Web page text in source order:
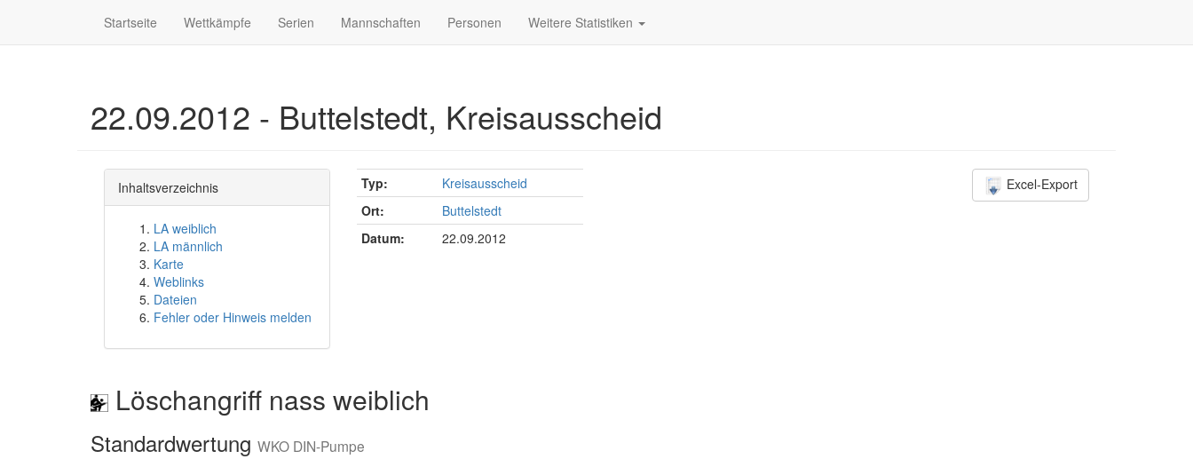
Startseite Wettkämpfe Serien Mannschaften Personen Weitere Statistiken
22.09.2012 - Buttelstedt, Kreisausscheid
Inhaltsverzeichnis
LA weiblich
LA männlich
Karte
Weblinks
Dateien
Fehler oder Hinweis melden
Typ:
Kreisausscheid
Ort:
Buttelstedt
Datum:
22.09.2012
Excel-Export
Löschangriff nass weiblich
Standardwertung WKO DIN-Pumpe